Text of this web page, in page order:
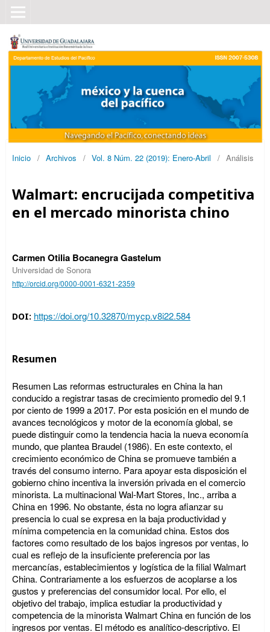
Inicio / Archivos / Vol. 8 Núm. 22 (2019): Enero-Abril / Análisis
Walmart: encrucijada competitiva
en el mercado minorista chino
Carmen Otilia Bocanegra Gastelum
Universidad de Sonora
http://orcid.org/0000-0001-6321-2359
DOI: https://doi.org/10.32870/mycp.v8i22.584
Resumen
Resumen Las reformas estructurales en China la han
conducido a registrar tasas de crecimiento promedio del 9.1
por ciento de 1999 a 2017. Por esta posición en el mundo de
avances tecnológicos y motor de la economía global, se
puede distinguir como la tendencia hacia la nueva economía
mundo, que plantea Braudel (1986). En este contexto, el
crecimiento económico de China se promueve también a
través del consumo interno. Para apoyar esta disposición el
gobierno chino incentiva la inversión privada en el comercio
minorista. La multinacional Wal-Mart Stores, Inc., arriba a
China en 1996. No obstante, ésta no logra afianzar su
presencia lo cual se expresa en la baja productividad y
mínima competencia en la comunidad china. Estos dos
factores como resultado de los bajos ingresos por ventas, lo
cual es reflejo de la insuficiente preferencia por las
mercancías, establecimientos y logística de la filial Walmart
China. Contrariamente a los esfuerzos de acoplarse a los
gustos y preferencias del consumidor local. Por ello, el
objetivo del trabajo, implica estudiar la productividad y
competencia de la minorista Walmart China en función de los
ingresos por ventas. El método es analítico-descriptivo. El